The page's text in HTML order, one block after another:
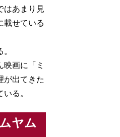
はあまり見
載せている
映画に「ミ
が出てきた
る。
ヤム